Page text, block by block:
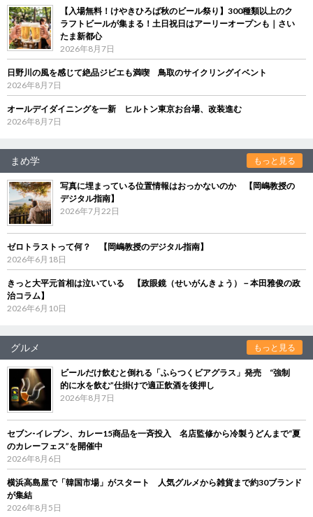
【入場無料！けやきひろば秋のビール祭り】300種類以上のク
ラフトビールが集まる！土日祝日はアーリーオープンも｜さい
たま新都心
2026年8月7日
日野川の風を感じて絶品ジビエも満喫 鳥取のサイクリングイベント
2026年8月7日
オールデイダイニングを一新 ヒルトン東京お台場、改装進む
2026年8月7日
まめ学 もっと見る
写真に埋まっている位置情報はおっかないのか 【岡嶋教授の
デジタル指南】
2026年7月22日
ゼロトラストって何？ 【岡嶋教授のデジタル指南】
2026年6月18日
きっと大平元首相は泣いている 【政眼鏡（せいがんきょう）－本田雅俊の政
治コラム】
2026年6月10日
グルメ もっと見る
ビールだけ飲むと倒れる「ふらつくビアグラス」発売 “強制
的に水を飲む”仕掛けで適正飲酒を後押し
2026年8月7日
セブン‐イレブン、カレー15商品を一斉投入 名店監修から冷製うどんまで“夏
のカレーフェス”を開催中
2026年8月6日
横浜高島屋で「韓国市場」がスタート 人気グルメから雑貨まで約30ブランド
が集結
2026年8月5日